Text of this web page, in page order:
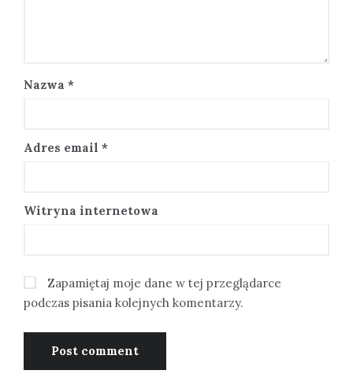
Nazwa *
Adres email *
Witryna internetowa
Zapamiętaj moje dane w tej przeglądarce
podczas pisania kolejnych komentarzy.